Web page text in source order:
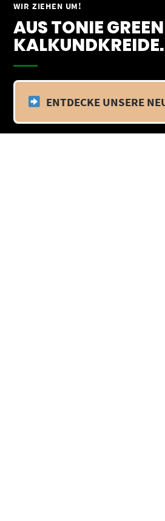
WIR ZIEHEN UM!
AUS TONIE
KALKUNDKREIDE.
ENTDECKE UNSERE
Springe
Inhalt
Vom 09.04.25 - 20.04.25 befinden wir
Zeitraum findet kein Versand